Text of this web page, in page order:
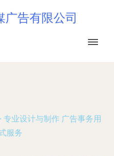
广告有限公司
专业设计与制作 广告事务用
服务